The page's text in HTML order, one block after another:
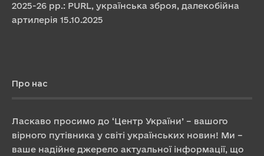
2025-26 рр.: PURL, українська зброя, далекобійна
артилерія 15.10.2025
Про нас
Ласкаво просимо до ‘Центр України’ – вашого
вірного путівника у світі українських новин! Ми –
ваше надійне джерело актуальної інформації, що